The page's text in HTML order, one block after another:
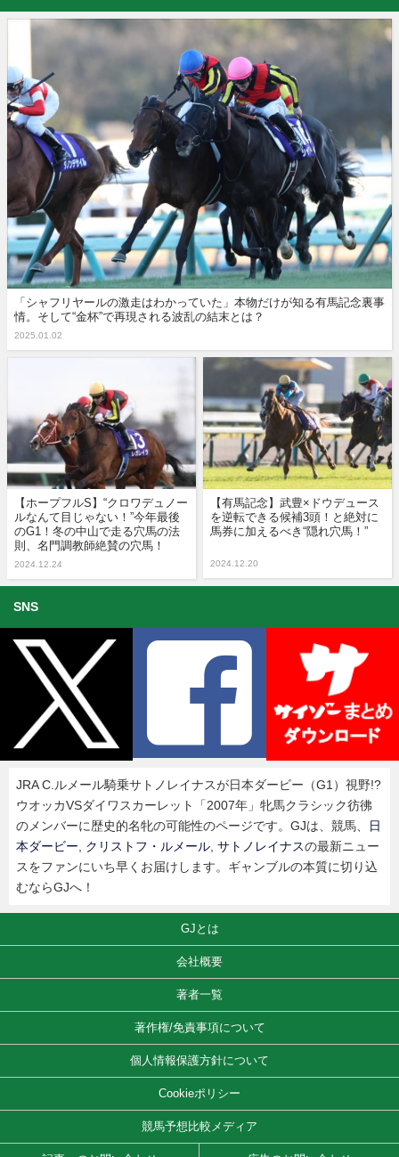
「シャフリヤールの激走はわかっていた」本物だけが知る有馬記念裏事
情。そして“金杯”で再現される波乱の結末とは？
2025.01.02
【ホープフルS】“クロワデュノー
ルなんて目じゃない！”今年最後
のG1！冬の中山で走る穴馬の法
則、名門調教師絶賛の穴馬！
2024.12.24
【有馬記念】武豊×ドウデュース
を逆転できる候補3頭！と絶対に
馬券に加えるべき“隠れ穴馬！”
2024.12.20
SNS
JRA C.ルメール騎乗サトノレイナスが日本ダービー（G1）視野!?
ウオッカVSダイワスカーレット「2007年」牝馬クラシック彷彿
のメンバーに歴史的名牝の可能性のページです。GJは、競馬、
日
本ダービー, クリストフ・ルメール, サトノレイナスの最新ニュー
スをファンにいち早くお届けします。ギャンブルの本質に切り込
むならGJへ！
GJとは
会社概要
著者一覧
著作権/免責事項について
個人情報保護方針について
Cookieポリシー
競馬予想比較メディア